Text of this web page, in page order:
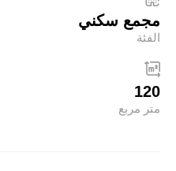
مجمع سكني
الفئة
120
متر مربع